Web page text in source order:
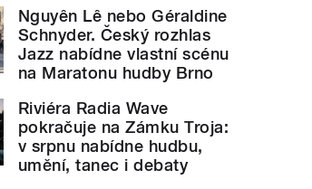
Nguyên Lê nebo Géraldine
Schnyder. Český rozhlas
Jazz nabídne vlastní scénu
na Maratonu hudby Brno
Riviéra Radia Wave
pokračuje na Zámku Troja:
v srpnu nabídne hudbu,
umění, tanec i debaty